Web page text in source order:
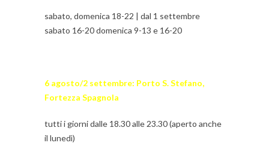
sabato, domenica 18-22 | dal 1 settembre
sabato 16-20 domenica 9-13 e 16-20
6 agosto/2 settembre: Porto S. Stefano,
Fortezza Spagnola
tutti i giorni dalle 18.30 alle 23.30 (aperto anche
il lunedì)